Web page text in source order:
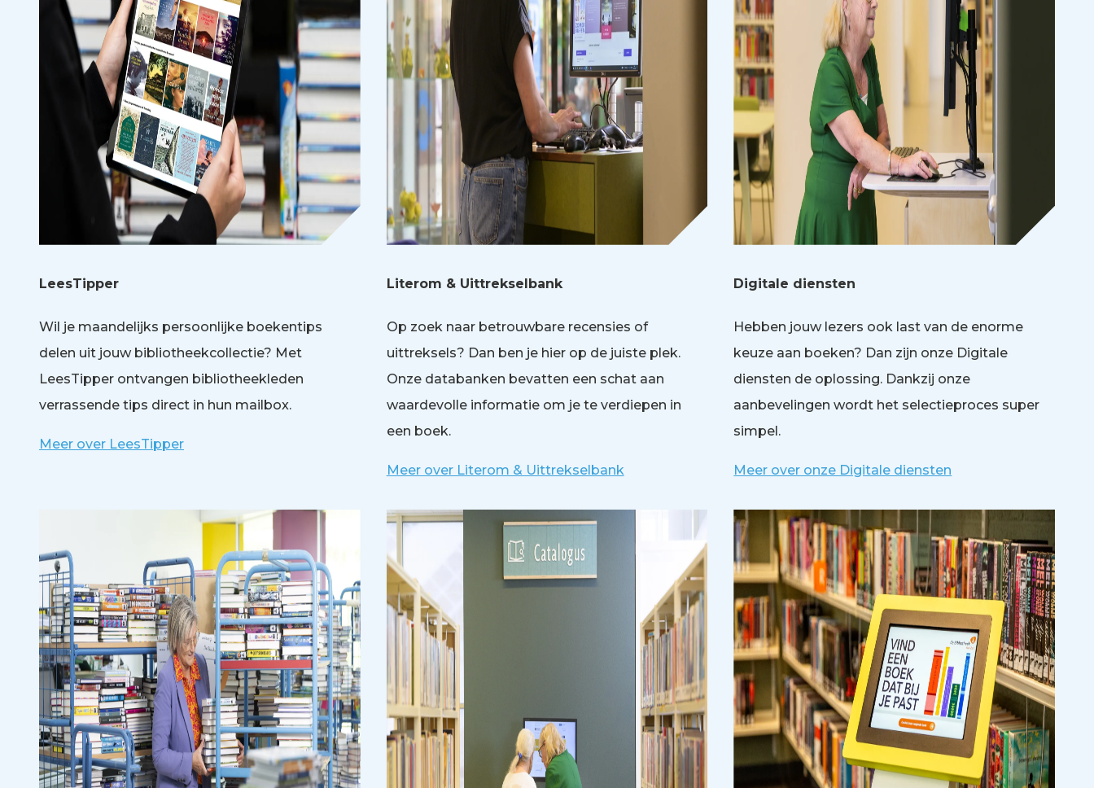
LeesTipper
Wil je maandelijks persoonlijke boekentips
delen uit jouw bibliotheekcollectie? Met
LeesTipper ontvangen bibliotheekleden
verrassende tips direct in hun mailbox.
Meer over LeesTipper
Literom & Uittrekselbank
Op zoek naar betrouwbare recensies of
uittreksels? Dan ben je hier op de juiste plek.
Onze databanken bevatten een schat aan
waardevolle informatie om je te verdiepen in
een boek.
Meer over Literom & Uittrekselbank
Digitale diensten
Hebben jouw lezers ook last van de enorme
keuze aan boeken? Dan zijn onze Digitale
diensten de oplossing. Dankzij onze
aanbevelingen wordt het selectieproces super
simpel.
Meer over onze Digitale diensten